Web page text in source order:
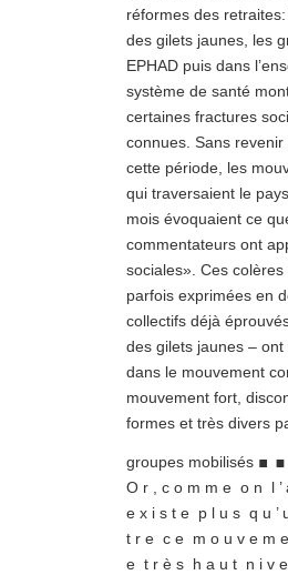
réformes des
des gilets jaunes, les
EPHAD puis dans
système de santé
certaines fractures
connues. Sans
cette période, les
qui traversaient le
mois évoquaient ce
commentateurs ont
sociales». Ces
parfois exprimées en
collectifs déjà
des gilets jaunes –
dans le mouvement
mouvement fort,
formes et très divers
groupes mobilisés
O r , c o m m e o n l
e x i s t e p l u s q u ’
t r e c e m o u v e m
e t r è s h a u t n i v